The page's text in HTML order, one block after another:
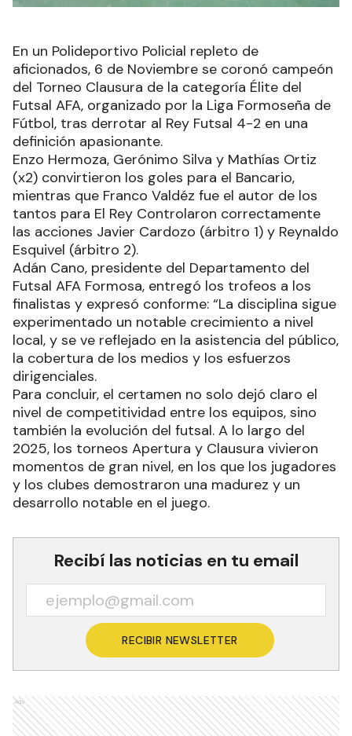
En un Polideportivo Policial repleto de
aficionados, 6 de Noviembre se coronó campeón
del Torneo Clausura de la categoría Élite del
Futsal AFA, organizado por la Liga Formoseña de
Fútbol, tras derrotar al Rey Futsal 4-2 en una
definición apasionante.
Enzo Hermoza, Gerónimo Silva y Mathías Ortiz
(x2) convirtieron los goles para el Bancario,
mientras que Franco Valdéz fue el autor de los
tantos para El Rey Controlaron correctamente
las acciones Javier Cardozo (árbitro 1) y Reynaldo
Esquivel (árbitro 2).
Adán Cano, presidente del Departamento del
Futsal AFA Formosa, entregó los trofeos a los
finalistas y expresó conforme: “La disciplina sigue
experimentado un notable crecimiento a nivel
local, y se ve reflejado en la asistencia del público,
la cobertura de los medios y los esfuerzos
dirigenciales.
Para concluir, el certamen no solo dejó claro el
nivel de competitividad entre los equipos, sino
también la evolución del futsal. A lo largo del
2025, los torneos Apertura y Clausura vivieron
momentos de gran nivel, en los que los jugadores
y los clubes demostraron una madurez y un
desarrollo notable en el juego.
Recibí las noticias en tu email
RECIBIR NEWSLETTER
Ads